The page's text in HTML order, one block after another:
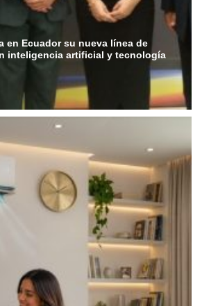
en Ecuador su nueva línea de
inteligencia artificial y tecnología